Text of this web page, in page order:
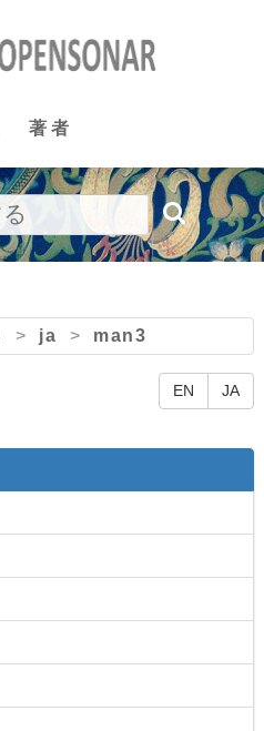
著者
> ja > man3
EN JA